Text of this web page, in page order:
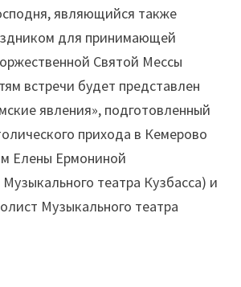
являющийся также
для принимающей
Святой Мессы
встречи будет представлен
явления», подготовленный
прихода в Кемерово
Елены Ермониной
театра Кузбасса) и
Музыкального театра